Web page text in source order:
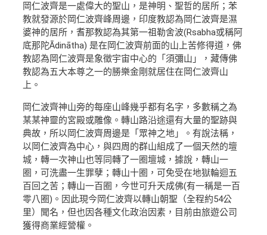
岡仁波齊是一處偉大的聖山，是神明、聖哲的居所；苯
教就發源於岡仁波齊峰周邊，印度教認為岡仁波齊是濕
婆神的居所，耆那教認為其第一祖勒舍波(Rsabha或稱阿
底那陀Ādinātha) 是在岡仁波齊前面的山上苦修得道，佛
教認為岡仁波齊是象徵宇宙中心的「須彌山」，藏傳佛
教認為五大本尊之一的勝樂金剛就居住在岡仁波齊山
上。
岡仁波齊神山旁的每座山峰幾乎都有名字，多數稱之為
某某神靈的宮殿或雕像。轉山路沿途還有大量的聖跡與
典故，所以岡仁波齊周邊是「眾神之地」。有說法稱，
以岡仁波齊為中心，與四周的群山組成了一個天然的壇
城，轉一次神山也等同轉了一圈壇城，據說，轉山一
圈，可洗盡一生罪孽；轉山十圈，可免受在地獄輪迴五
百回之苦；轉山一百圈，今世可升天成佛(有一稱是一百
零八圈)。因此現今岡仁波齊以轉山朝聖（全程約54公
里）聞名，但也因各種文化政治因素，目前由旅遊公司
獲得商業經營權。